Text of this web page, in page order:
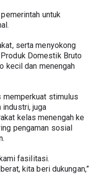
untuk
serta menyokong
Domestik Bruto
kecil dan menengah
memperkuat stimulus
industri, juga
kelas menengah ke
pengaman sosial
fasilitasi.
kita beri dukungan,”